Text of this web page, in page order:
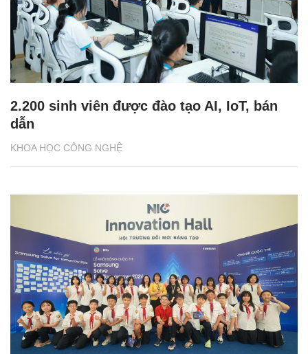
KHOA HỌC CÔNG NGHỆ
2.200 sinh viên được đào tạo AI, IoT, bán
dẫn